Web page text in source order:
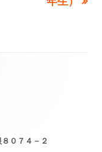
０７４－２